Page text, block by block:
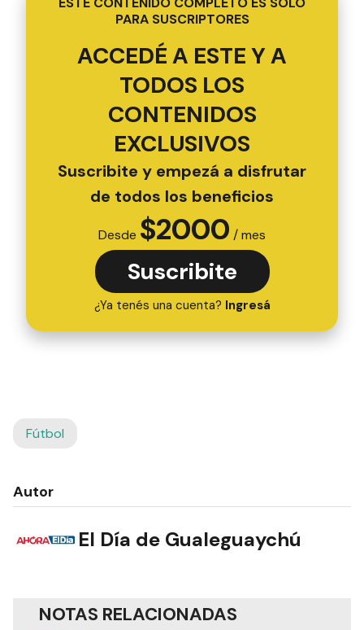
PARA SUSCRIPTORES
ACCEDÉ A ESTE Y A
TODOS LOS
CONTENIDOS
EXCLUSIVOS
Suscribite y empezá a disfrutar
de todos los beneficios
Desde $2000 / mes
Suscribite
¿Ya tenés una cuenta? Ingresá
Fútbol
Autor
El Día de Gualeguaychú
NOTAS RELACIONADAS